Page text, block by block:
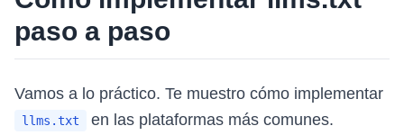
paso a paso
Vamos a lo práctico. Te muestro cómo implementar
llms.txt en las plataformas más comunes.